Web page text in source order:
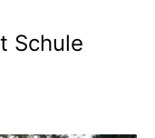
Schule